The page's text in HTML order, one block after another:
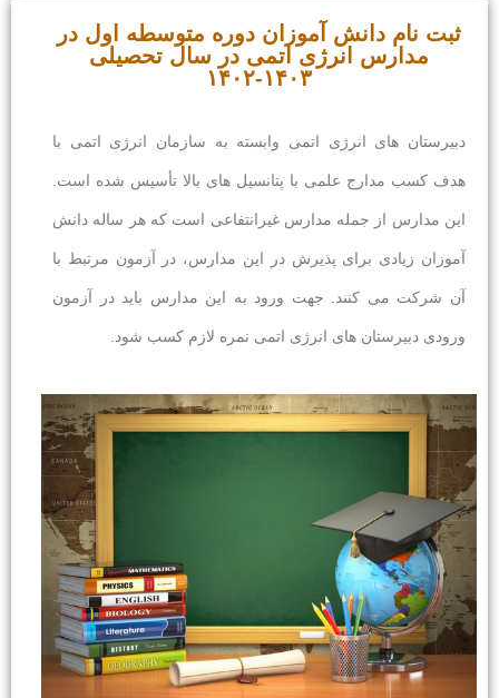
ثبت نام دانش آموزان دوره متوسطه اول در
مدارس انرژی اتمی در سال تحصیلی
۱۴۰۳-۱۴۰۲
دبیرستان های انرژی اتمی وابسته به سازمان انرژی اتمی با
هدف کسب مدارج علمی با پتانسیل های بالا تأسیس شده است.
این مدارس از جمله مدارس غیرانتفاعی است که هر ساله دانش
آموزان زیادی برای پذیرش در این مدارس، در آزمون مرتبط با
آن شرکت می کنند. جهت ورود به این مدارس باید در آزمون
ورودی دبیرستان های انرژی اتمی نمره لازم کسب شود.